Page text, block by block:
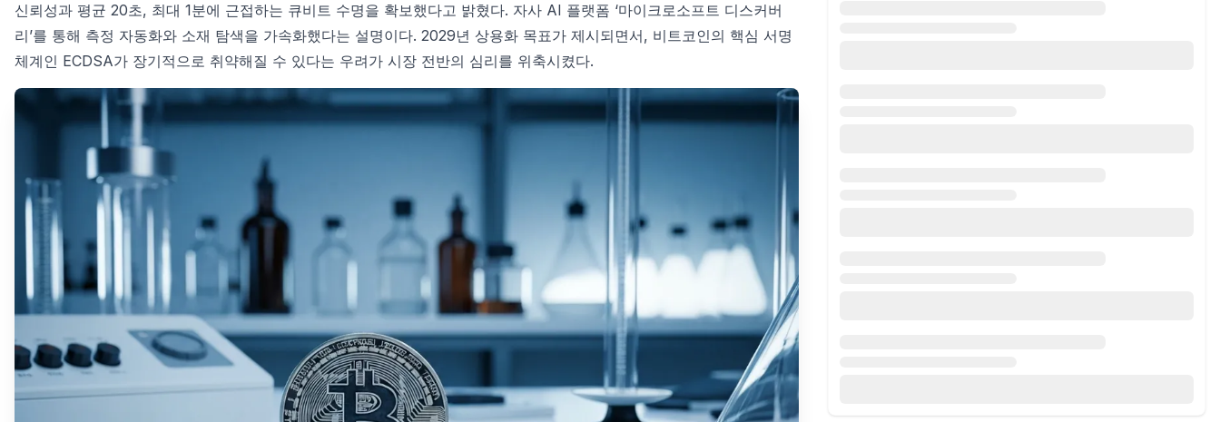
신뢰성과 평균 20초, 최대 1분에 근접하는 큐비트 수명을 확보했다고 밝혔다. 자사 AI 플랫폼 ‘마이크로소프트 디스커버
리’를 통해 측정 자동화와 소재 탐색을 가속화했다는 설명이다. 2029년 상용화 목표가 제시되면서, 비트코인의 핵심 서명
체계인 ECDSA가 장기적으로 취약해질 수 있다는 우려가 시장 전반의 심리를 위축시켰다.